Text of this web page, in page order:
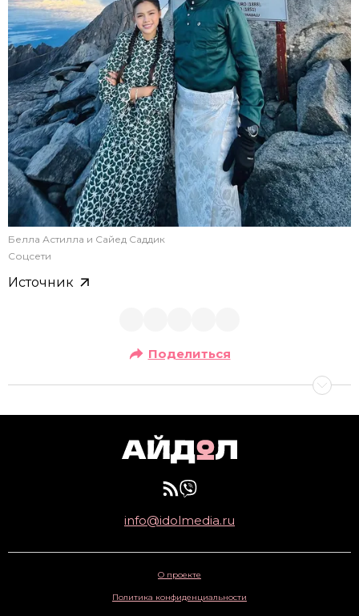
Белла Астилла и Сайед Саддик
Соцсети
Источник
Поделиться
info@idolmedia.ru
О проекте
Политика конфиденциальности